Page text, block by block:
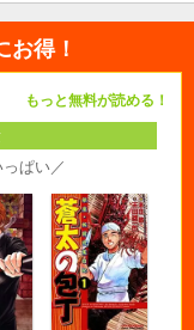
お得！
もっと無料が読める！
ぱい／